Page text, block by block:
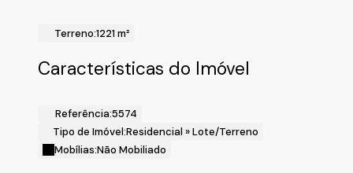
Fale com a Fiveh Soluções Imobiliárias !!!
Terreno:1221 m²
Características do Imóvel
Referência:5574
Tipo de Imóvel:Residencial »Lote/Terreno
Mobílias:Não Mobiliado